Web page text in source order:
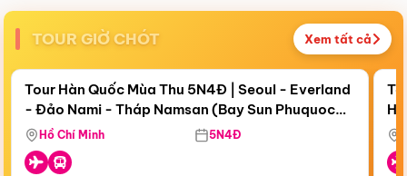
TOUR GIỜ CHÓT Xem tất cả
Còn18 ngày 19:46:32
Bay Sun Phuquoc Airways
Điểm nổi bật
Tour Hàn Quốc Mùa Thu 5N4Đ | Seoul - Everland
- Đảo Nami - Tháp Namsan (Bay Sun Phuquoc
Airways)
Hồ Chí Minh 5N4Đ